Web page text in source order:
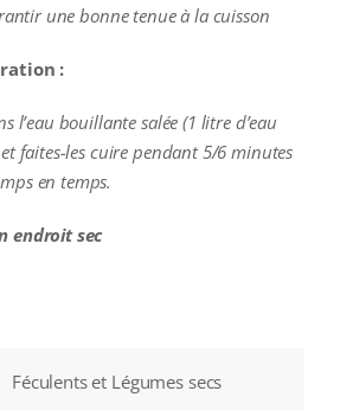
une bonne tenue à la cuisson
:
l’eau bouillante salée (1 litre d’eau
faites-les cuire pendant 5/6 minutes
en temps.
endroit sec
Féculents et Légumes secs